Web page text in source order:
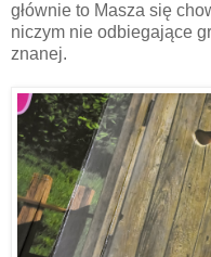
głównie to Masza się
niczym nie odbiegające
znanej.